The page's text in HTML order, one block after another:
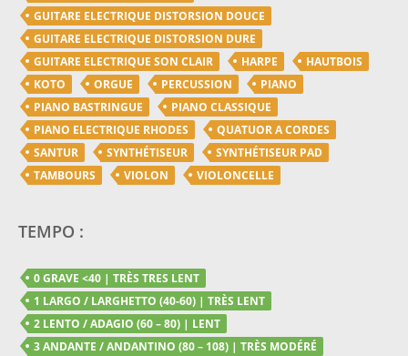
GUITARE ELECTRIQUE DISTORSION DOUCE
GUITARE ELECTRIQUE DISTORSION DURE
GUITARE ELECTRIQUE SON CLAIR
HARPE
HAUTBOIS
KOTO
ORGUE PERCUSSION
PIANO
PIANO BASTRINGUE
PIANO CLASSIQUE
PIANO ELECTRIQUE RHODES
QUATUOR A CORDES
SANTUR
SYNTHÉTISEUR
SYNTHÉTISEUR PAD
TAMBOURS
VIOLON VIOLONCELLE
TEMPO :
0 GRAVE <40 | TRÈS TRES LENT
1 LARGO / LARGHETTO (40-60) | TRÈS LENT
2 LENTO / ADAGIO (60 – 80) | LENT
3 ANDANTE / ANDANTINO (80 – 108) | TRÈS MODÉRÉ